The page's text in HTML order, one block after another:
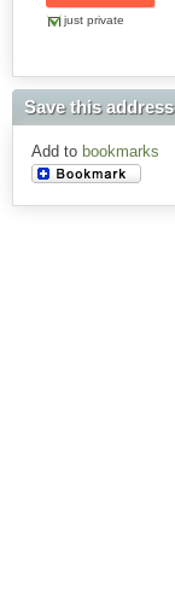
just private
Save this address
Add to bookmarks